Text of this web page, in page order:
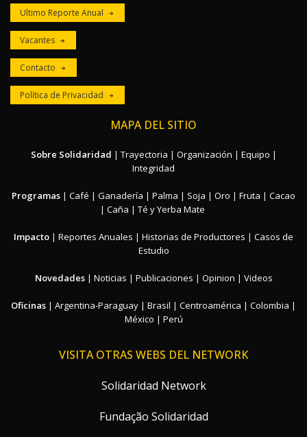
Ultimo Reporte Anual
Vacantes
Contacto
Política de Privacidad
MAPA DEL SITIO
Sobre Solidaridad | Trayectoria | Organización | Equipo |
Integridad
Programas | Café | Ganadería | Palma | Soja | Oro | Fruta | Cacao
| Caña | Té y Yerba Mate
Impacto | Reportes Anuales | Historias de Productores | Casos de
Estudio
Novedades| Noticias | Publicaciones | Opinion | Videos
Oficinas | Argentina-Paraguay | Brasil | Centroamérica | Colombia |
México | Perú
VISITA OTRAS WEBS DEL NETWORK
Solidaridad Network
Fundação Solidaridad